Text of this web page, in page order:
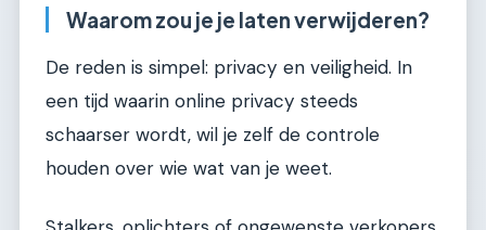
Waarom zou je je laten verwijderen?
De reden is simpel: privacy en veiligheid. In
een tijd waarin online privacy steeds
schaarser wordt, wil je zelf de controle
houden over wie wat van je weet.